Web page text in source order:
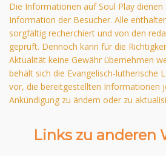
Die Informationen auf Soul Play dienen
Information der Besucher. Alle
sorgfältig recherchiert und von den
geprüft. Dennoch kann für die
Aktualität keine Gewähr übernehmen
behält sich die Evangelisch-lutherische
vor, die bereitgestellten Informationen
Ankündigung zu ändern oder zu
Links zu anderen